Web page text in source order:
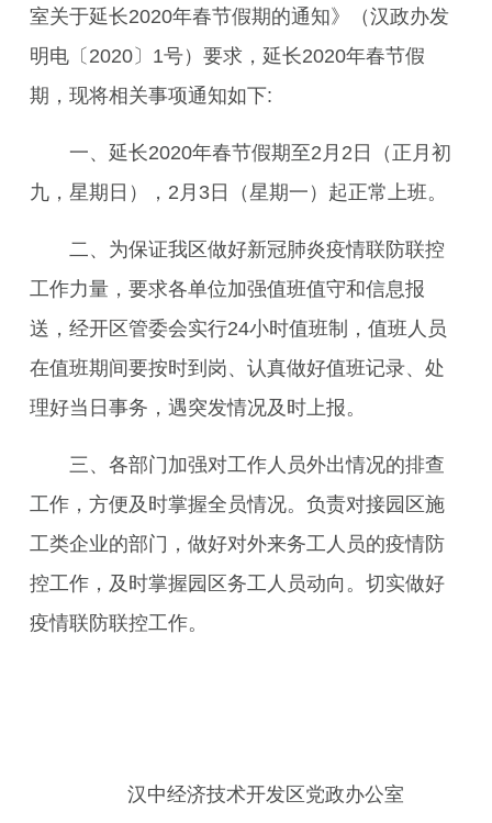
室关于延长2020年春节假期的通知》（汉政办发
明电〔2020〕1号）要求，延长2020年春节假
期，现将相关事项通知如下:
一、延长2020年春节假期至2月2日（正月初
九，星期日），2月3日（星期一）起正常上班。
二、为保证我区做好新冠肺炎疫情联防联控
工作力量，要求各单位加强值班值守和信息报
送，经开区管委会实行24小时值班制，值班人员
在值班期间要按时到岗、认真做好值班记录、处
理好当日事务，遇突发情况及时上报。
三、各部门加强对工作人员外出情况的排查
工作，方便及时掌握全员情况。负责对接园区施
工类企业的部门，做好对外来务工人员的疫情防
控工作，及时掌握园区务工人员动向。切实做好
疫情联防联控工作。
汉中经济技术开发区党政办公室